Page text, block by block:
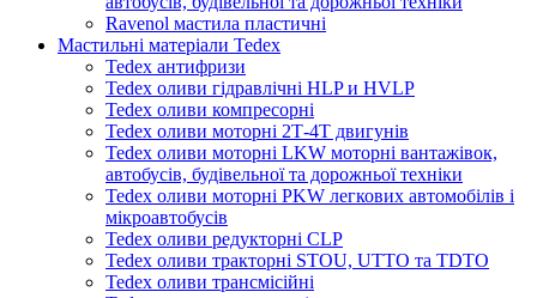
Ravenol мастила пластичні
Мастильні матеріали Tedex
Tedex антифризи
Tedex оливи гідравлічні HLP и HVLP
Tedex оливи компресорні
Tedex оливи моторні 2Т-4Т двигунів
Tedex оливи моторні LKW моторні вантажівок,
автобусів, будівельної та дорожньої техніки
Tedex оливи моторні PKW легкових автомобілів і
мікроавтобусів
Tedex оливи редукторні CLP
Tedex оливи тракторні STOU, UTTO та TDTO
Tedex оливи трансмісійні